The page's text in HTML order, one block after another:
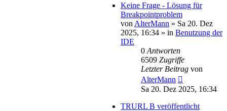
Keine Frage - Lösung für
Breakpointproblem
von AlterMann » Sa 20. Dez
2025, 16:34 » in Benutzung der
IDE
0 Antworten
6509 Zugriffe
Letzter Beitrag von
AlterMann
Sa 20. Dez 2025, 16:34
TRURL B veröffentlicht